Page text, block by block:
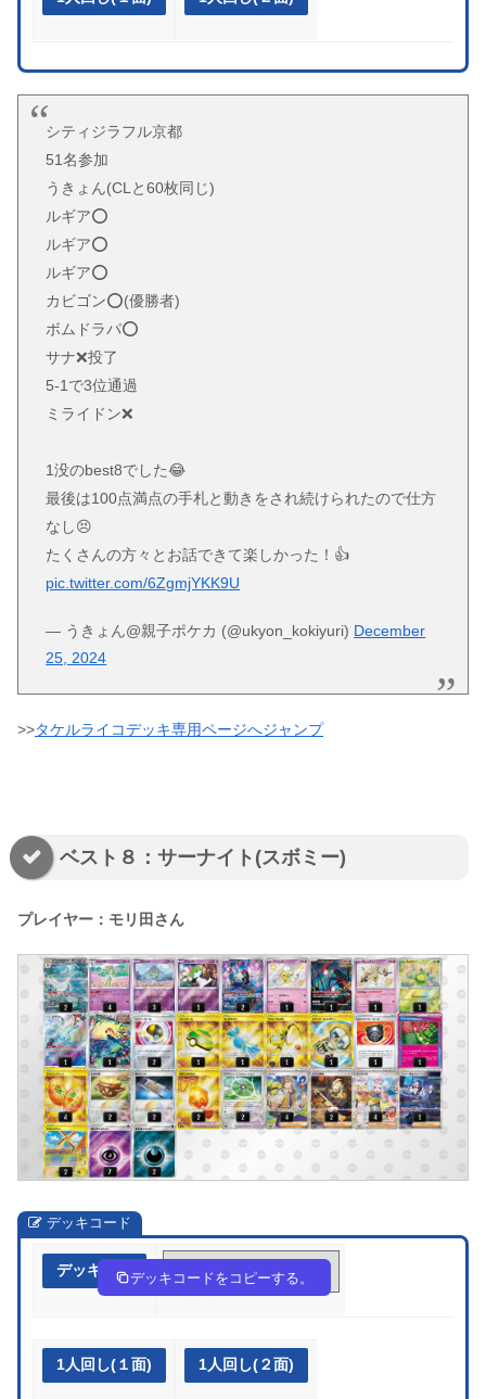
シティジラフル京都
51名参加
うきょん(CLと60枚同じ)
ルギア⭕
ルギア⭕
ルギア⭕
カビゴン⭕(優勝者)
ボムドラパ⭕
サナ❌️投了
5-1で3位通過
ミライドン❌️
1没のbest8でした😂
最後は100点満点の手札と動きをされ続けられたので仕方
なし😣
たくさんの方々とお話できて楽しかった！👍
pic.twitter.com/6ZgmjYKK9U
— うきょん@親子ポケカ (@ukyon_kokiyuri) December
25, 2024
>>タケルライコデッキ専用ページへジャンプ
ベスト８：サーナイト(スボミー)
プレイヤー：モリ田さん
デッキコード
デッキ作成 QNQnLn-FZa6Mr-gHHLLn
デッキコードをコピーする。
1人回し(１面) 1人回し(２面)